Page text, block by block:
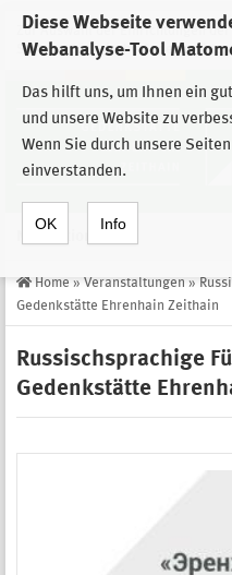
Diese Webseite
Webanalyse-Tool
Das hilft uns, um Ihnen ein
und unsere Website zu
Wenn Sie durch unsere
einverstanden.
OK Info
Zur Auswahl der Einrichtungen der
Stiftung Sächsische Gedenkstätten
Home » Veranstaltungen »
Gedenkstätte Ehrenhain Zeithain
Russischsprachige
Gedenkstätte